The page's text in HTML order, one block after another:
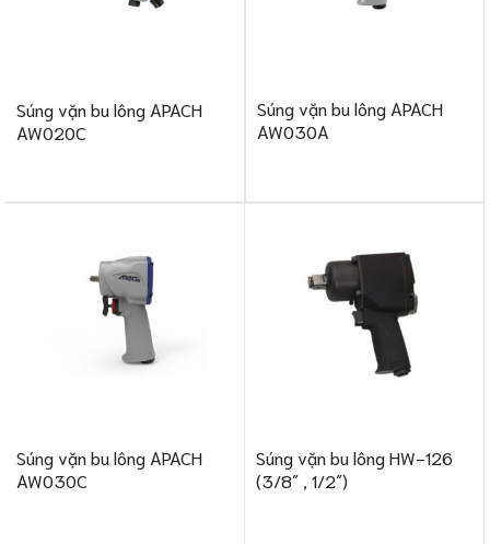
Súng vặn bu lông APACH
AW020C
Súng vặn bu lông APACH
AW030A
Súng vặn bu lông APACH
AW030C
Súng vặn bu lông HW-126
(3/8″ , 1/2″)